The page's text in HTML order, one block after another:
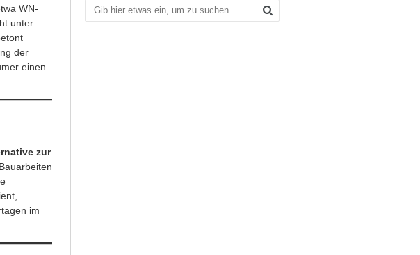
WN-
unter
der
einen
zur
im
Suchen